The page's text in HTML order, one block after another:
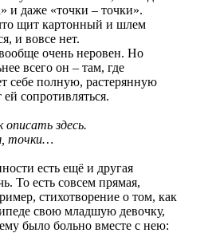
и даже «точки – точки».
щит картонный и шлем
и вовсе нет.
очень неровен. Но
всего он – там, где
себе полную, растерянную
сопротивляться.
здесь.
точки…
есть ещё и другая
То есть совсем прямая,
стихотворение о том, как
свою младшую девочку,
было больно вместе с нею: